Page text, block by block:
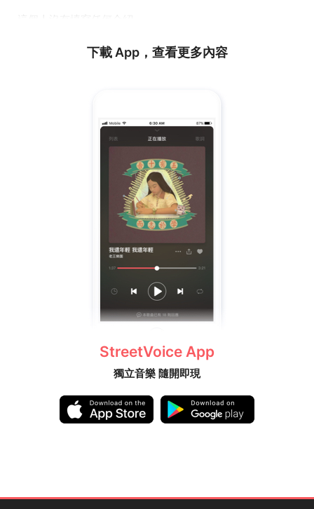
下載 App，查看更多內容
StreetVoice App
獨立音樂 隨開即現